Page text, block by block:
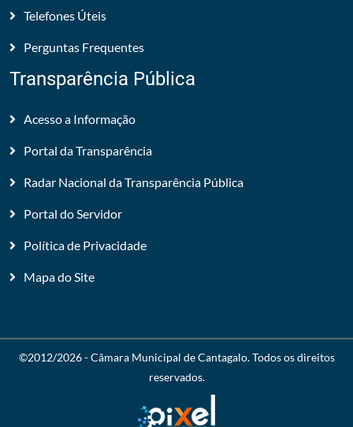
Telefones Úteis
Perguntas Frequentes
Transparência Pública
Acesso a Informação
Portal da Transparência
Radar Nacional da Transparência Pública
Portal do Servidor
Política de Privacidade
Mapa do Site
©2012/2026 -Câmara Municipal de Cantagalo. Todos os direitos
reservados.